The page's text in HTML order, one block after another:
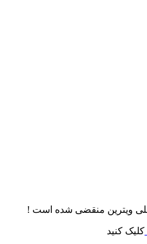
علی ویترین منقضی شده است !
کلیک کنید